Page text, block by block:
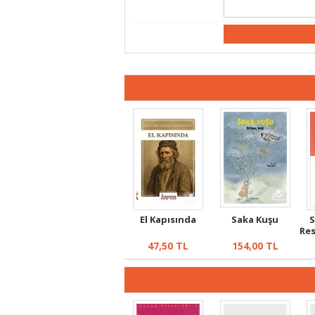
El Kapısında
47,50TL
Saka Kuşu
154,00TL